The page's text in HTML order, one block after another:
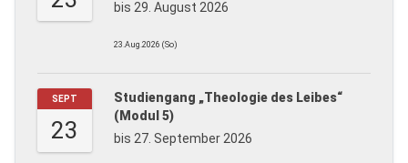
bis 29. August 2026
23.Aug.2026 (So)
SEPT
23
Studiengang „Theologie des Leibes“
(Modul 5)
bis 27. September 2026